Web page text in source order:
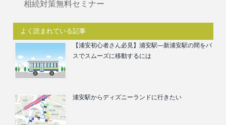
相続対策無料セミナー
よく読まれている記事
【浦安初心者さん必見】浦安駅―新浦安駅の間をバ
スでスムーズに移動するには
浦安駅からディズニーランドに行きたい